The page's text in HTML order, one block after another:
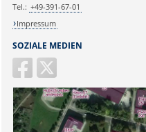
SOZIALE MEDIEN
Tel.: +49-391-67-01
Impressum